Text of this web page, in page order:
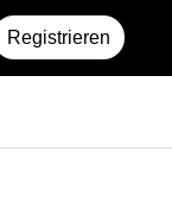
Registrieren